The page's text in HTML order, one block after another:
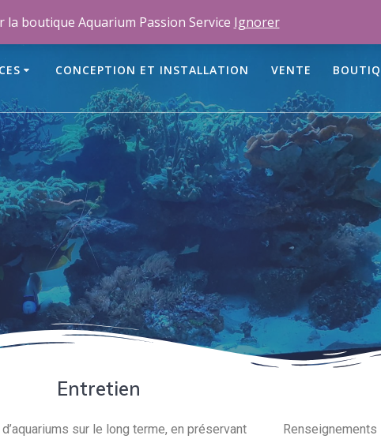
CONCEPTION ET INSTALLATION VENTE
Entretien
sur le long terme, en préservant
la boutique Aquarium Passion Service Ignorer